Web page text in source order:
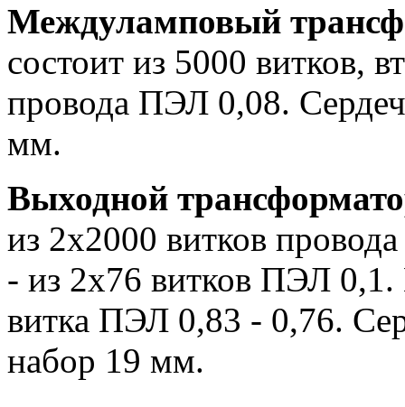
Междуламповый
состоит из 5000 витков,
провода ПЭЛ 0,08.
мм.
Выходной
из 2х2000 витков
- из 2х76 витков ПЭЛ 0,1.
витка ПЭЛ 0,83 - 0,76.
набор 19 мм.